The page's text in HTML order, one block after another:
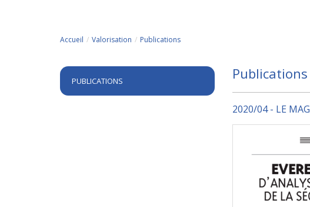
Accueil Valorisation Publications
PUBLICATIONS Publications
2020/04 - LE MAG